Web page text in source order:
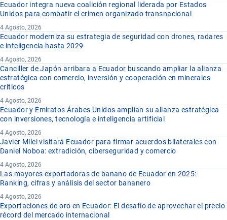
Ecuador integra nueva coalición regional liderada por Estados
Unidos para combatir el crimen organizado transnacional
4 Agosto, 2026
Ecuador moderniza su estrategia de seguridad con drones, radares
e inteligencia hasta 2029
4 Agosto, 2026
Canciller de Japón arribara a Ecuador buscando ampliar la alianza
estratégica con comercio, inversión y cooperación en minerales
críticos
4 Agosto, 2026
Ecuador y Emiratos Árabes Unidos amplían su alianza estratégica
con inversiones, tecnología e inteligencia artificial
4 Agosto, 2026
Javier Milei visitará Ecuador para firmar acuerdos bilaterales con
Daniel Noboa: extradición, ciberseguridad y comercio
4 Agosto, 2026
Las mayores exportadoras de banano de Ecuador en 2025:
Ranking, cifras y análisis del sector bananero
4 Agosto, 2026
Exportaciones de oro en Ecuador: El desafío de aprovechar el precio
récord del mercado internacional